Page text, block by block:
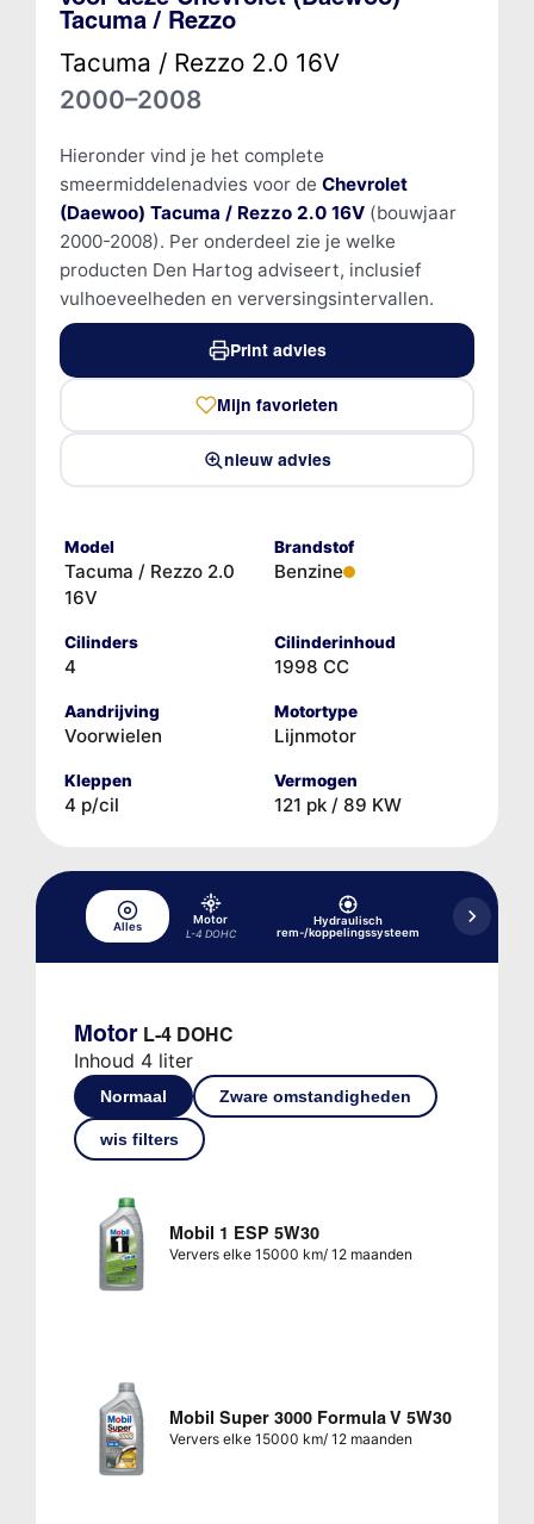
Tacuma / Rezzo
Tacuma / Rezzo 2.0 16V
2000–2008
Hieronder vind je het complete
smeermiddelenadvies voor de Chevrolet
(Daewoo) Tacuma / Rezzo 2.0 16V(bouwjaar
2000-2008). Per onderdeel zie je welke
producten Den Hartog adviseert, inclusief
vulhoeveelheden en verversingsintervallen.
Print advies
Mijn favorieten
nieuw advies
Model
Tacuma / Rezzo 2.0
16V
Brandstof
Benzine
Cilinders
4
Cilinderinhoud
1998 CC
Aandrijving
Voorwielen
Motortype
Lijnmotor
Kleppen
4 p/cil
Vermogen
121 pk / 89 KW
Alles
Motor
L-4 DOHC
Hydraulisch
rem-/koppelingssysteem
Koelsysteem
Motor L-4 DOHC
Inhoud 4 liter
Normaal Zware omstandigheden
wis filters
Mobil 1 ESP 5W30
Ververs elke 15000 km/ 12 maanden
Mobil Super 3000 Formula V 5W30
Ververs elke 15000 km/ 12 maanden